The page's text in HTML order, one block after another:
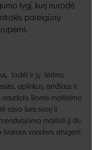
lygį, kurį nurodė
pareigūnų
todėl ir jų šėrimo
aplinkos, amžiaus ir
šiomis maitinimo
savo šuns svorį ir
maitinti jį du
vandens atsigerti.